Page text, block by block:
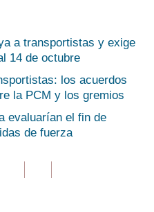
a transportistas y exige
14 de octubre
los acuerdos
la PCM y los gremios
evaluarían el fin de
de fuerza